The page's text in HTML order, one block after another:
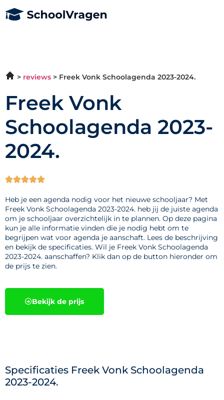
reviews Freek Vonk Schoolagenda 2023-2024.
Freek Vonk
Schoolagenda 2023-
2024.

Heb je een agenda nodig voor het nieuwe schooljaar? Met
Freek Vonk Schoolagenda 2023-2024. heb jij de juiste agenda
om je schooljaar overzichtelijk in te plannen. Op deze pagina
kun je alle informatie vinden die je nodig hebt om te
begrijpen wat voor agenda je aanschaft. Lees de beschrijving
en bekijk de specificaties. Wil je Freek Vonk Schoolagenda
2023-2024. aanschaffen? Klik dan op de button hieronder om
de prijs te zien.
Bekijk de prijs
Specificaties Freek Vonk Schoolagenda
2023-2024.